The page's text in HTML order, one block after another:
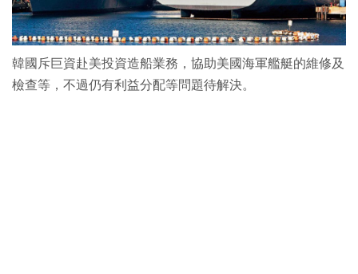
韓國斥巨資赴美投資造船業務，協助美國海軍艦艇的維修及
檢查等，不過仍有利益分配等問題待解決。